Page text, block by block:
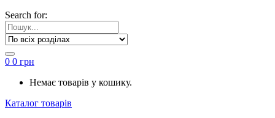
Search for:
0 0 грн
Немає товарів у кошику.
Каталог товарів